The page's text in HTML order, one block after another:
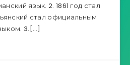
язык. 2. 1861 год стал
стал официальным
3.[…]